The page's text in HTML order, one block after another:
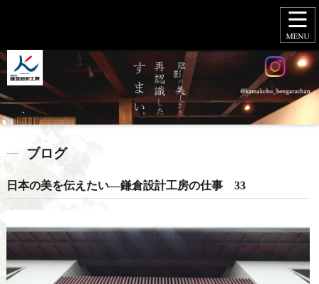
ブログ
日本の美を伝えたい―鎌倉設計工房の仕事 33